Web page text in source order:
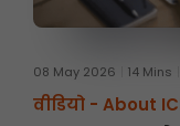
08 May 2026 14 Mins
वीडियो - About